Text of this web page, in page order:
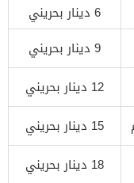
6 دينار بحريني
9 دينار بحريني
12 دينار بحريني
15 دينار بحريني
18 دينار بحريني